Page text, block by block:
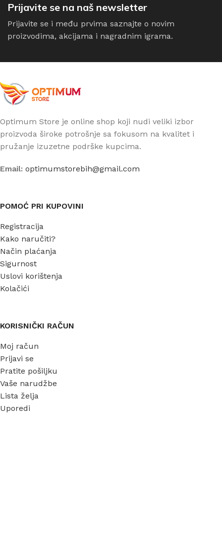
Prijavite se na naš newsletter
Prijavite se i među prvima saznajte o novim
proizvodima, akcijama i nagradnim igrama.
Optimum Store je online shop koji nudi veliki izbor
proizvoda široke potrošnje sa fokusom na kvalitet i
pružanje izuzetne podrške kupcima.
Email: optimumstorebih@gmail.com
POMOĆ PRI KUPOVINI
Registracija
Kako naručiti?
Način plaćanja
Sigurnost
Uslovi korištenja
Kolačići
KORISNIČKI RAČUN
Moj račun
Prijavi se
Pratite pošiljku
Vaše narudžbe
Lista želja
Uporedi